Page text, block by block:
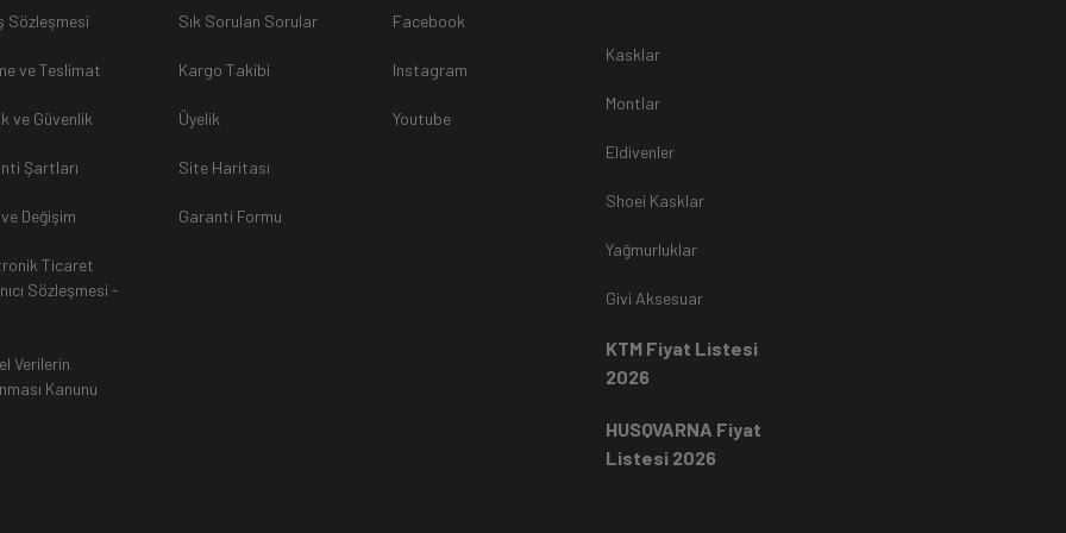
tarafımıza ulaştırılması zorunludur. Aksi halde gönderileriniz
siparişiniz Havale ile yapıldıysa aynı Hesaba (IBAN), Kredi Kartı ile yapıldıysa aynı karta iade edilir.
ürün bedeli iade edilmektedir. Kredi Kartına yapılan iadelerde, ekstrenize (+) Taksit yansıtma ve buna benzer tüm
Sözleşmesi
ve Teslimat
ve Güvenlik
Şartları
Değişim
Ticaret
Sözleşmesi -
Verilerin
Kanunu
Sık Sorulan Sorular
Kargo Takibi
Üyelik
Site Haritası
Garanti Formu
Facebook
Instagram
Youtube
Kasklar
Montlar
Eldivenler
Shoei Kasklar
Yağmurluklar
Givi Aksesuar
KTM Fiyat Listesi
2026
HUSQVARNA Fiyat
Listesi 2026